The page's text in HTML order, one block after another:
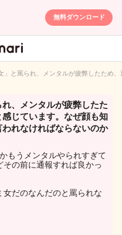
無料ダウンロード
QA
」と罵られ、メンタルが疲弊したため
、メンタルが疲弊したた
じています。なぜ顔も知
れなければならないのか
もうメンタルやられすぎて
の前に通報すれば良かっ
だのなんだのと罵られな